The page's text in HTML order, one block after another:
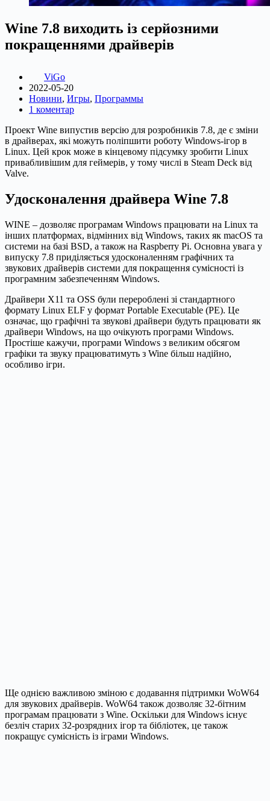
Wine 7.8 виходить із серйозними
покращеннями драйверів
ViGo
2022-05-20
Новини, Игры, Программы
1 коментар
Проект Wine випустив версію для розробників 7.8, де є зміни
в драйверах, які можуть поліпшити роботу Windows-ігор в
Linux. Цей крок може в кінцевому підсумку зробити Linux
привабливішим для геймерів, у тому числі в Steam Deck від
Valve.
Удосконалення драйвера Wine 7.8
WINE – дозволяє програмам Windows працювати на Linux та
інших платформах, відмінних від Windows, таких як macOS та
системи на базі BSD, а також на Raspberry Pi. Основна увага у
випуску 7.8 приділяється удосконаленням графічних та
звукових драйверів системи для покращення сумісності із
програмним забезпеченням Windows.
Драйвери X11 та OSS були перероблені зі стандартного
формату Linux ELF у формат Portable Executable (PE). Це
означає, що графічні та звукові драйвери будуть працювати як
драйвери Windows, на що очікують програми Windows.
Простіше кажучи, програми Windows з великим обсягом
графіки та звуку працюватимуть з Wine більш надійно,
особливо ігри.
Ще однією важливою зміною є додавання підтримки WoW64
для звукових драйверів. WoW64 також дозволяє 32-бітним
програмам працювати з Wine. Оскільки для Windows існує
безліч старих 32-розрядних ігор та бібліотек, це також
покращує сумісність із іграми Windows.